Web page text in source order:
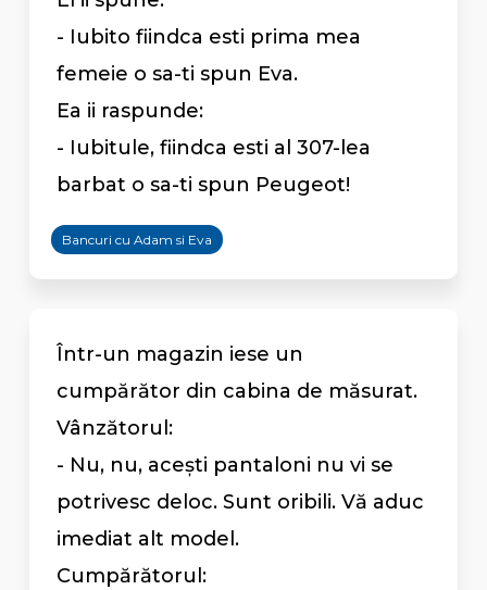
- Iubito fiindca esti prima mea
femeie o sa-ti spun Eva.
Ea ii raspunde:
- Iubitule, fiindca esti al 307-lea
barbat o sa-ti spun Peugeot!
Bancuri cu Adam si Eva
Într-un magazin iese un
cumpărător din cabina de măsurat.
Vânzătorul:
- Nu, nu, acești pantaloni nu vi se
potrivesc deloc. Sunt oribili. Vă aduc
imediat alt model.
Cumpărătorul: